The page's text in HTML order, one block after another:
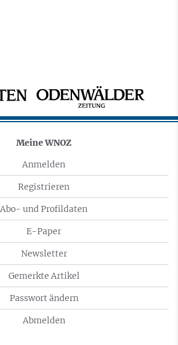
Meine WNOZ
Anmelden
Registrieren
Abo- und Profildaten
E-Paper
Newsletter
Gemerkte Artikel
Passwort ändern
Abmelden